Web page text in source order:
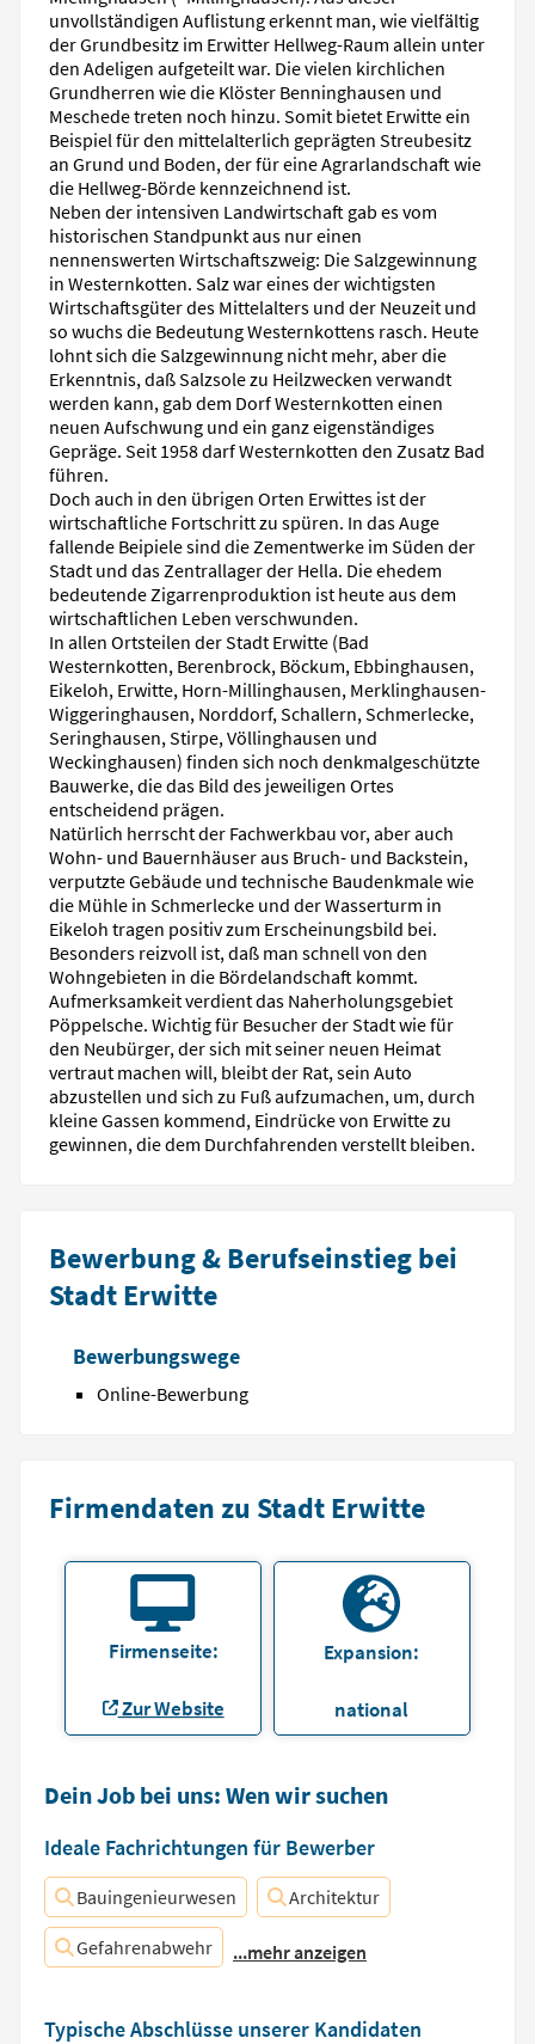
unvollständigen Auflistung erkennt man, wie vielfältig
der Grundbesitz im Erwitter Hellweg-Raum allein unter
den Adeligen aufgeteilt war. Die vielen kirchlichen
Grundherren wie die Klöster Benninghausen und
Meschede treten noch hinzu. Somit bietet Erwitte ein
Beispiel für den mittelalterlich geprägten Streubesitz
an Grund und Boden, der für eine Agrarlandschaft wie
die Hellweg-Börde kennzeichnend ist.
Neben der intensiven Landwirtschaft gab es vom
historischen Standpunkt aus nur einen
nennenswerten Wirtschaftszweig: Die Salzgewinnung
in Westernkotten. Salz war eines der wichtigsten
Wirtschaftsgüter des Mittelalters und der Neuzeit und
so wuchs die Bedeutung Westernkottens rasch. Heute
lohnt sich die Salzgewinnung nicht mehr, aber die
Erkenntnis, daß Salzsole zu Heilzwecken verwandt
werden kann, gab dem Dorf Westernkotten einen
neuen Aufschwung und ein ganz eigenständiges
Gepräge. Seit 1958 darf Westernkotten den Zusatz Bad
führen.
Doch auch in den übrigen Orten Erwittes ist der
wirtschaftliche Fortschritt zu spüren. In das Auge
fallende Beipiele sind die Zementwerke im Süden der
Stadt und das Zentrallager der Hella. Die ehedem
bedeutende Zigarrenproduktion ist heute aus dem
wirtschaftlichen Leben verschwunden.
In allen Ortsteilen der Stadt Erwitte (Bad
Westernkotten, Berenbrock, Böckum, Ebbinghausen,
Eikeloh, Erwitte, Horn-Millinghausen, Merklinghausen-
Wiggeringhausen, Norddorf, Schallern, Schmerlecke,
Seringhausen, Stirpe, Völlinghausen und
Weckinghausen) finden sich noch denkmalgeschützte
Bauwerke, die das Bild des jeweiligen Ortes
entscheidend prägen.
Natürlich herrscht der Fachwerkbau vor, aber auch
Wohn- und Bauernhäuser aus Bruch- und Backstein,
verputzte Gebäude und technische Baudenkmale wie
die Mühle in Schmerlecke und der Wasserturm in
Eikeloh tragen positiv zum Erscheinungsbild bei.
Besonders reizvoll ist, daß man schnell von den
Wohngebieten in die Bördelandschaft kommt.
Aufmerksamkeit verdient das Naherholungsgebiet
Pöppelsche. Wichtig für Besucher der Stadt wie für
den Neubürger, der sich mit seiner neuen Heimat
vertraut machen will, bleibt der Rat, sein Auto
abzustellen und sich zu Fuß aufzumachen, um, durch
kleine Gassen kommend, Eindrücke von Erwitte zu
gewinnen, die dem Durchfahrenden verstellt bleiben.
Bewerbung & Berufseinstieg bei
Stadt Erwitte
Bewerbungswege
Online-Bewerbung
Firmendaten zu Stadt Erwitte
Firmenseite:
Zur Website
Expansion:
national
Dein Job bei uns: Wen wir suchen
Ideale Fachrichtungen für Bewerber
Bauingenieurwesen Architektur
Gefahrenabwehr ...mehr anzeigen
Typische Abschlüsse unserer Kandidaten